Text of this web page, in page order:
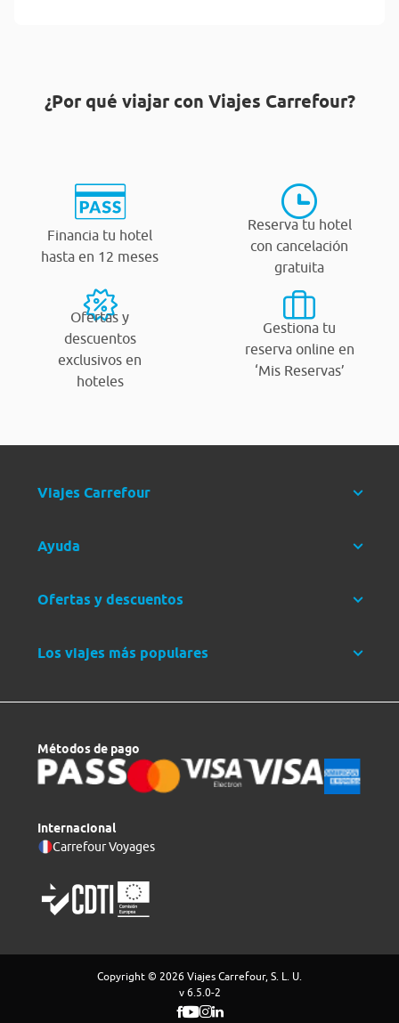
¿Por qué viajar con Viajes Carrefour?
Financia tu hotel
hasta en 12 meses
Reserva tu hotel
con cancelación
gratuita
Ofertas y
descuentos
exclusivos en
hoteles
Gestiona tu
reserva online en
‘Mis Reservas’
Viajes Carrefour
Ayuda
Ofertas y descuentos
Los viajes más populares
Métodos de pago
Internacional
Carrefour Voyages
Copyright © 2026 Viajes Carrefour, S. L. U.
v 6.5.0-2